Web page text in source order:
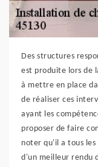
Des structures
est produite lors de
à mettre en place
de réaliser ces
ayant les
proposer de faire
noter qu'il a tous
d'un meilleur rendu